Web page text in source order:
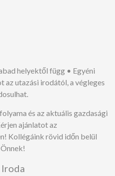
helyektől függ • Egyéni
az utazási irodától, a végleges
és az aktuális gazdasági
ajánlatot az
Kollégáink rövid időn belül